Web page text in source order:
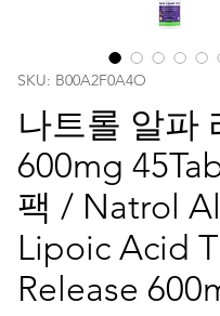
SKU: ‎B00A2F0A4O
나트롤 알파
600mg
팩 / Natrol
Lipoic Acid
Release